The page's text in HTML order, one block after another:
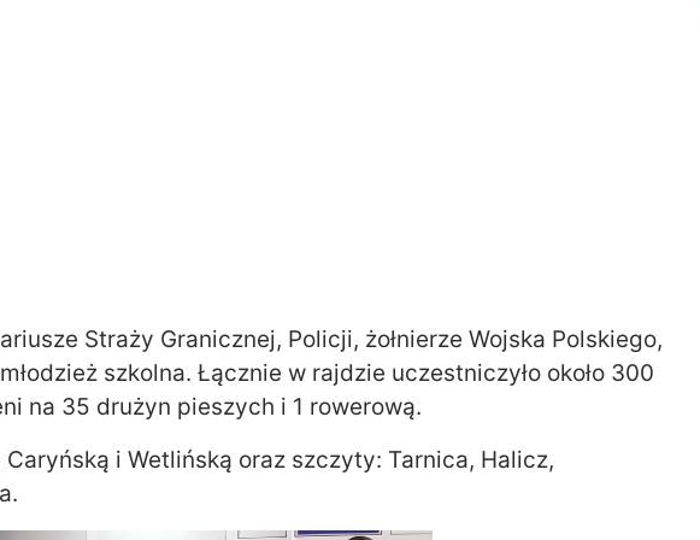
Straży Granicznej, Policji, żołnierze Wojska Polskiego,
szkolna. Łącznie w rajdzie uczestniczyło około 300
na 35 drużyn pieszych i 1 rowerową.
Caryńską i Wetlińską oraz szczyty: Tarnica, Halicz,